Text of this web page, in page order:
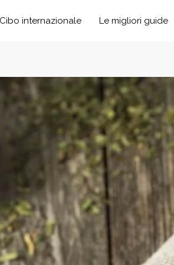
Cibo internazionale Le migliori guide